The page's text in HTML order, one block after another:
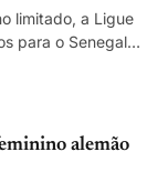
limitado, a Ligue
para o Senegal;
alemão